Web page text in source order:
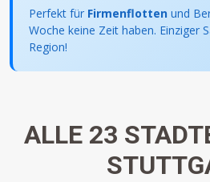
Perfekt für Firmenflotten und
Woche keine Zeit haben. Einziger
Region!
ALLE 23